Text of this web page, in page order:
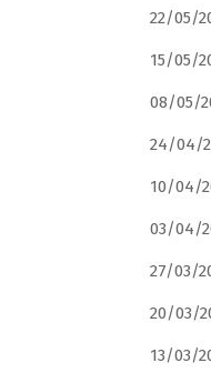
22/05/
15/05/
08/05/
24/04/
10/04/
03/04/
27/03/
20/03/
13/03/